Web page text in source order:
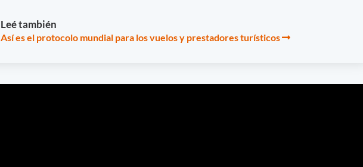
Leé también
Así es el protocolo mundial para los vuelos y prestadores turísticos